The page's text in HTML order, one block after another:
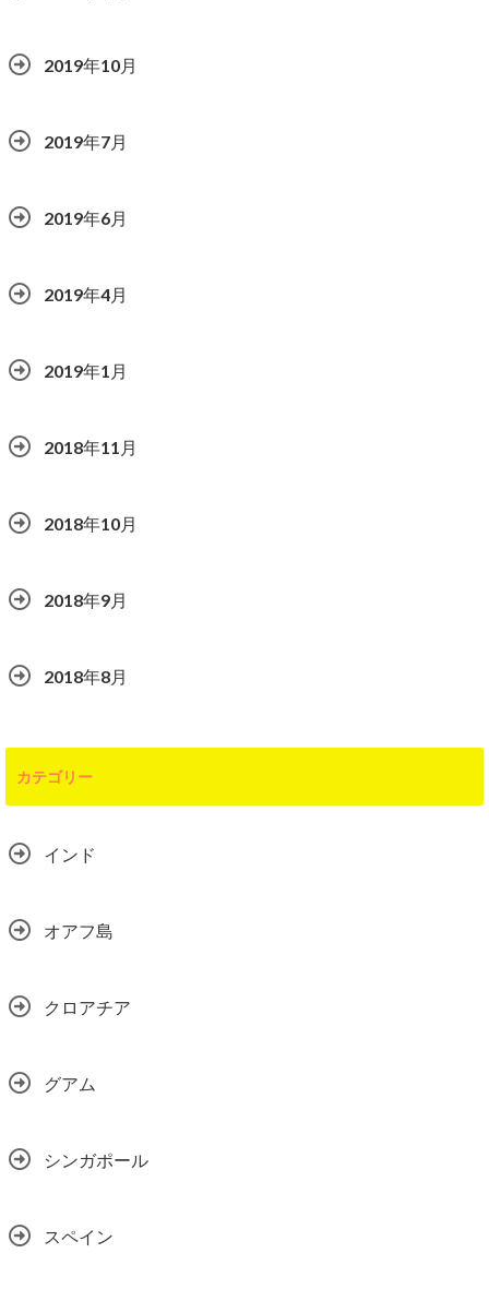
2019年10月
2019年7月
2019年6月
2019年4月
2019年1月
2018年11月
2018年10月
2018年9月
2018年8月
カテゴリー
インド
オアフ島
クロアチア
グアム
シンガポール
スペイン